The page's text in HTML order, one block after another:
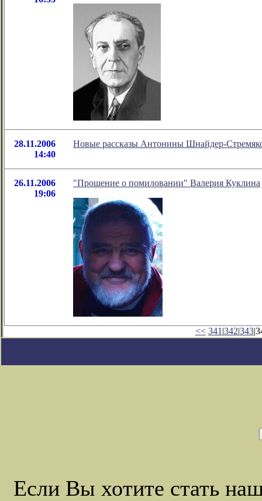
28.11.2006
14:40
Новые рассказы Антонины Шнайдер-
26.11.2006
19:06
"Прошение о помиловании" Валерия Куклина
<< 341 |342|343
Если Вы хотите стать